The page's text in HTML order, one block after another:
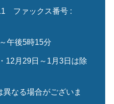
ファックス番号 :
午後5時15分
12月29日～1月3日は除
なる場合がございま